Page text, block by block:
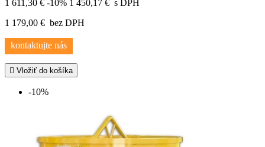
1 611,30 € -10% 1 450,17 € s DPH
1 179,00 € bez DPH
kontaktujte nás
 Vložiť do košíka
-10%